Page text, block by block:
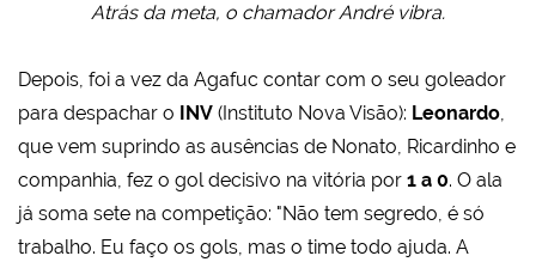
Atrás da meta, o chamador André vibra.
Depois, foi a vez da Agafuc contar com o seu goleador
para despachar o
INV (Instituto Nova Visão): Leonardo,
que vem suprindo as ausências de Nonato, Ricardinho e
companhia, fez o gol decisivo na vitória por 1 a 0. O ala
já soma sete na competição: "Não tem segredo, é só
trabalho. Eu faço os gols, mas o time todo ajuda. A